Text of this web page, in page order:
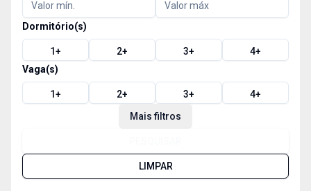
Dormitório(s)
1+ 2+ 3+ 4+
Vaga(s)
1+ 2+ 3+ 4+
Mais filtros
LIMPAR